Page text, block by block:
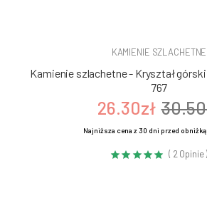
KAMIENIE SZLACHETNE
Kamienie szlachetne - Kryształ
767
26.30zł
Najniższa cena z 30 dni przed
( 2 Opinie )